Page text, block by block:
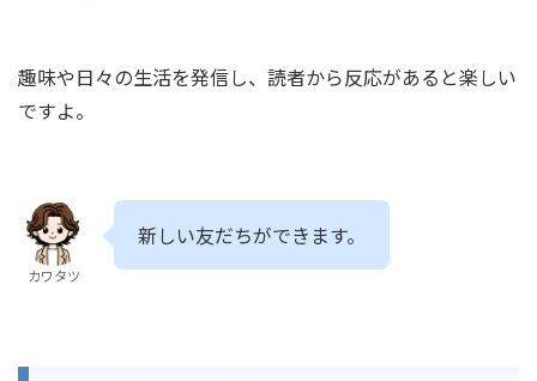
趣味や日々の生活を発信し、読者から反応があると楽しい
ですよ。
カワタツ
新しい友だちができます。